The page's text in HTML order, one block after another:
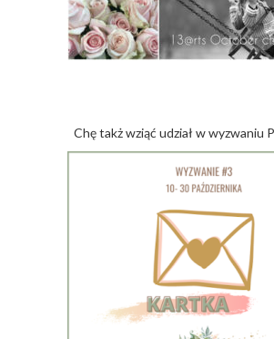
Chę takż wziąć udział w wyzwaniu